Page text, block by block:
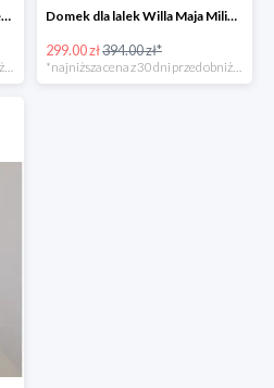
Kocyk z kapturem Bawełna premium MI BEBE -31%
*najniższa cena z 30 dni przed obniżką
Domek dla lalek Willa Maja Milin -24%
299.00 zł394.00 zł*
*najniższa cena z 30 dni przed obniżką